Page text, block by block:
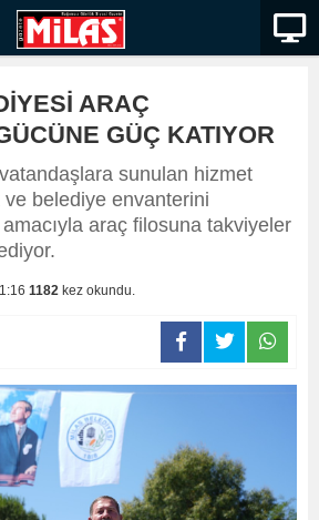
ARAÇ
GÜÇ KATIYOR
sunulan hizmet
ve belediye envanterini
araç filosuna takviyeler
1182 kez okundu.